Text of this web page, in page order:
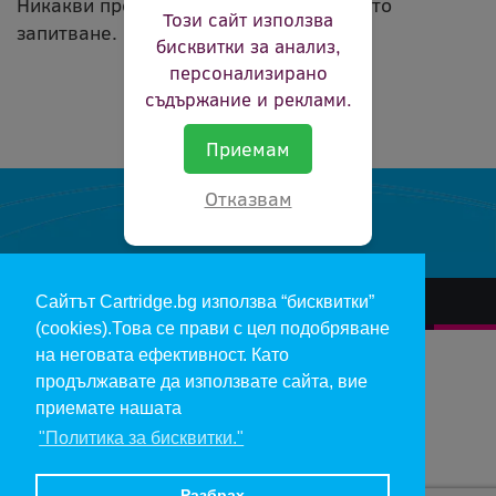
Сайтът Cartridge.bg използва “бисквитки”
(cookies).Това се прави с цел подобряване
на неговата ефективност. Като
продължавате да използвате сайта, вие
приемате нашата
"Политика за бисквитки."
запитване.
Този сайт използва
бисквитки за анализ,
персонализирано
съдържание и реклами.
Приемам
Отказвам
За нас Гаранции и рекламации Контакт Доставка
Отказ и връщане на продукти Общи условия за ползване
Изкупуване на празни касети
Цените в евро са изчислени по фиксирания курс 1 € = 1.95583 лв.